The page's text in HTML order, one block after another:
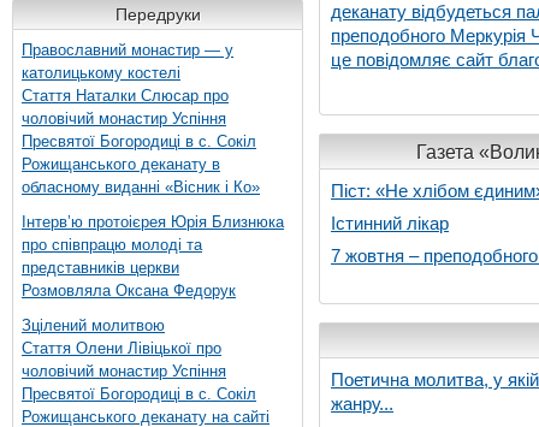
Передруки
Православний монастир — у
католицькому костелі
Стаття Наталки Слюсар про
чоловічий монастир Успіння
Пресвятої Богородиці в с. Сокіл
Рожищанського деканату в
обласному виданні «Вісник і Ко»
Інтерв’ю протоієрея Юрія Близнюка
про співпрацю молоді та
представників церкви
Розмовляла Оксана Федорук
Зцілений молитвою
Стаття Олени Лівіцької про
чоловічий монастир Успіння
Пресвятої Богородиці в с. Сокіл
Рожищанського деканату на сайті
деканату відбудеться
преподобного Меркурія
це повідомляє сайт
Газета
Піст: «Не хлібом
Істинний лікар
7 жовтня –
Поетична молитва, у
жанру...